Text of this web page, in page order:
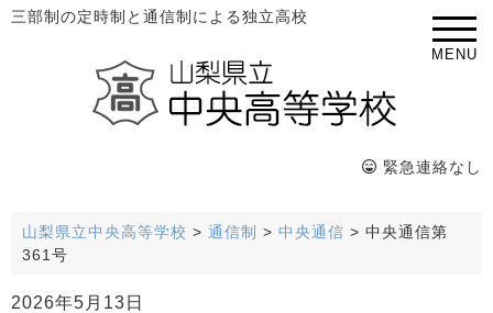
MENU
三部制の定時制と通信制による独立高校
緊急連絡なし
山梨県立中央高等学校 > 通信制 > 中央通信 > 中央通信第
361号
2026年5月13日